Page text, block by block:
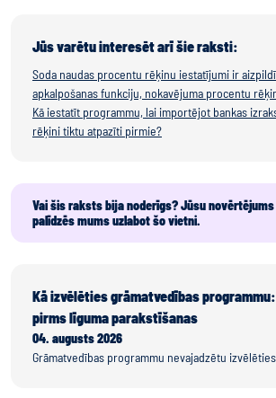
Jūs varētu interesēt arī šie raksti:
Soda naudas procentu rēķinu iestatījumi ir
apkalpošanas funkciju, nokavējuma procentu
Kā iestatīt programmu, lai importējot bankas
rēķini tiktu atpazīti pirmie?
Vai šis raksts bija noderīgs? Jūsu novērtējums
palīdzēs mums uzlabot šo vietni.
Kā izvēlēties grāmatvedības
pirms līguma parakstīšanas
04. augusts 2026
Grāmatvedības programmu nevajadzētu